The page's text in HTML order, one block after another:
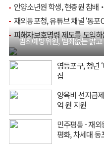
안양소년원 학생, 현충원 참
재외동포청, 유튜브 채널 ‘동포ON’ 개편
피해자보호명령 제도를 도입하는
범죄예방위원, 범죄없는 밝
영등포구, 청년
집
양육비 선지급
억 원 지원
민주평통 - 재
평화, 차세대